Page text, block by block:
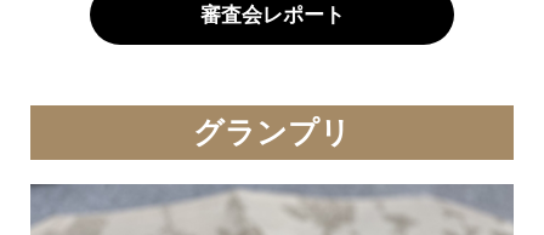
審査会レポート
グランプリ